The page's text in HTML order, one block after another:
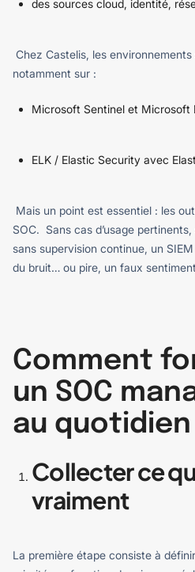
des sources cloud, identité,
Chez Castelis, les
notamment sur :
Microsoft Sentinel et Microsoft
ELK / Elastic Security avec
Mais un point est essentiel : les
SOC. Sans cas d’usage
sans supervision continue, un
du bruit… ou pire, un faux
Comment
un SOC
au quotidien
Collecter ce
vraiment
La première étape consiste à